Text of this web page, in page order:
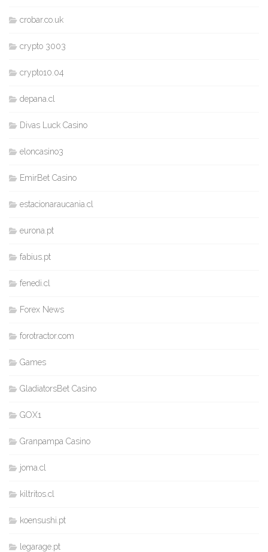
crobar.co.uk
crypto 3003
crypto10.04
depana.cl
Divas Luck Casino
eloncasino3
EmirBet Casino
estacionaraucania.cl
eurona.pt
fabius.pt
fenedi.cl
Forex News
forotractor.com
Games
GladiatorsBet Casino
GOX1
Granpampa Casino
joma.cl
kiltritos.cl
koensushi.pt
legarage.pt